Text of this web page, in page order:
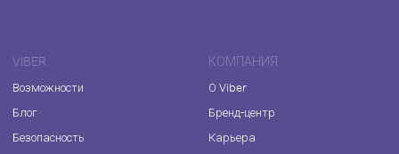
VIBER
Возможности
Блог
Безопасность
КОМПАНИЯ
О Viber
Бренд-центр
Карьера